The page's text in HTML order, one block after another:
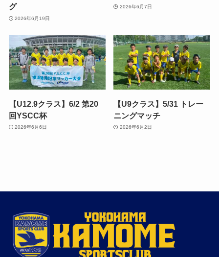
グ
2026年6月19日
2026年6月7日
【U12.9クラス】6/2 第20
回YSCC杯
2026年6月6日
【U9クラス】5/31 トレー
ニングマッチ
2026年6月2日